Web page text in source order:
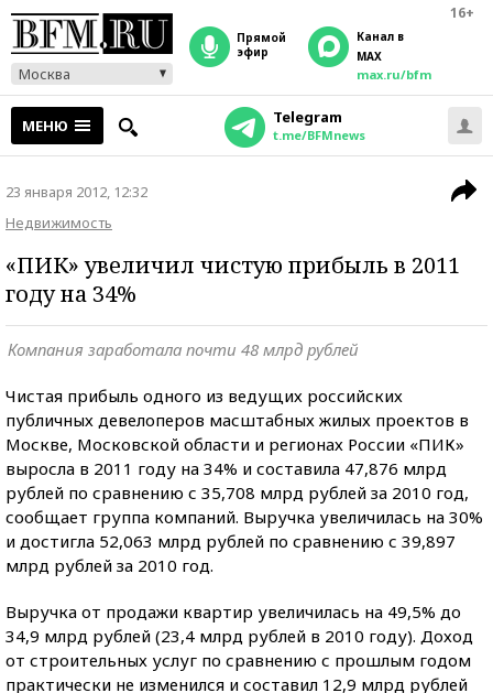
16+
Москва
прямой
эфир
Канал в
MAX
max.ru/bfm
МЕНЮ Telegram
t.me/BFMnews
23 января 2012, 12:32
Недвижимость
«ПИК» увеличил чистую прибыль в 2011
году на 34%
Компания заработала почти 48 млрд рублей
Чистая прибыль одного из ведущих российских
публичных девелоперов масштабных жилых проектов в
Москве, Московской области и регионах России «ПИК»
выросла в 2011 году на 34% и составила 47,876 млрд
рублей по сравнению с 35,708 млрд рублей за 2010 год,
сообщает группа компаний. Выручка увеличилась на 30%
и достигла 52,063 млрд рублей по сравнению с 39,897
млрд рублей за 2010 год.
Выручка от продажи квартир увеличилась на 49,5% до
34,9 млрд рублей (23,4 млрд рублей в 2010 году). Доход
от строительных услуг по сравнению с прошлым годом
практически не изменился и составил 12,9 млрд рублей